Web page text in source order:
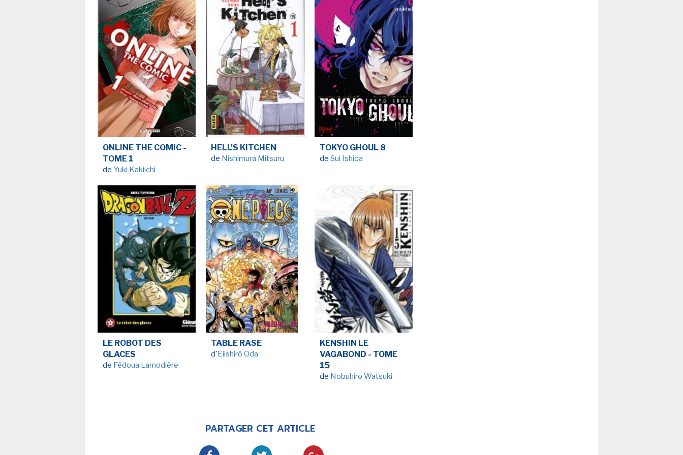
ONLINE THE COMIC -
TOME 1
de Yuki Kakiichi
HELL'S KITCHEN
de Nishimura Mitsuru
TOKYO GHOUL 8
de Sui Ishida
LE ROBOT DES
GLACES
de Fédoua Lamodière
TABLE RASE
d'Eiishirô Oda
KENSHIN LE
VAGABOND - TOME
15
de Nobuhiro Watsuki
PARTAGER CET ARTICLE